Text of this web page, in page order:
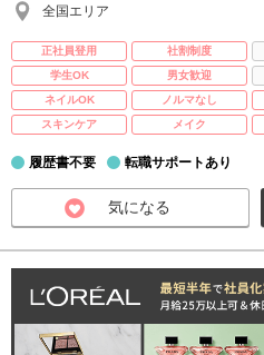
全国エリア
正社員登用 社割制度
学生OK
男女歓迎
ネイルOK
ノルマなし
スキンケア
メイク
履歴書不要 転職サポートあり
気になる